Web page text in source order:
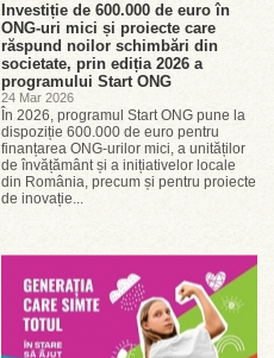
Investiție de 600.000 de euro în
ONG-uri mici și proiecte care
răspund noilor schimbări din
societate, prin ediția 2026 a
programului Start ONG
24 Mar 2026
În 2026, programul Start ONG pune la
dispoziție 600.000 de euro pentru
finanțarea ONG-urilor mici, a unităților
de învățământ și a inițiativelor locale
din România, precum și pentru proiecte
de inovație...